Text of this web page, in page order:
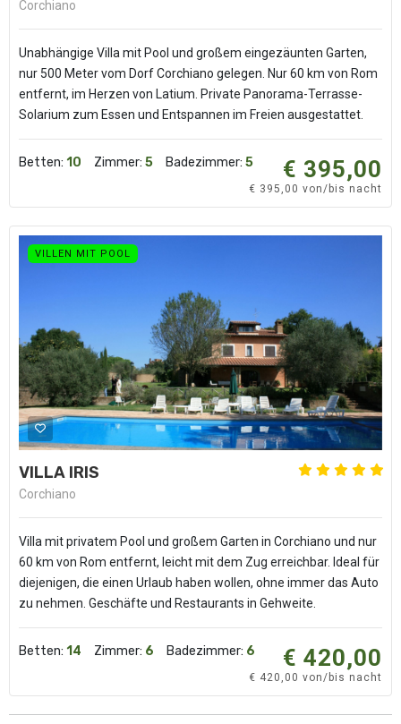
Corchiano
Unabhängige Villa mit Pool und großem eingezäunten Garten,
nur 500 Meter vom Dorf Corchiano gelegen. Nur 60 km von Rom
entfernt, im Herzen von Latium. Private Panorama-Terrasse-
Solarium zum Essen und Entspannen im Freien ausgestattet.
Betten: 10 Zimmer: 5 Badezimmer: 5 € 395,00
€ 395,00 von/bis nacht
VILLEN MIT POOL
VILLA IRIS
Corchiano
Villa mit privatem Pool und großem Garten in Corchiano und nur
60 km von Rom entfernt, leicht mit dem Zug erreichbar. Ideal für
diejenigen, die einen Urlaub haben wollen, ohne immer das Auto
zu nehmen. Geschäfte und Restaurants in Gehweite.
Betten: 14 Zimmer: 6 Badezimmer: 6 € 420,00
€ 420,00 von/bis nacht